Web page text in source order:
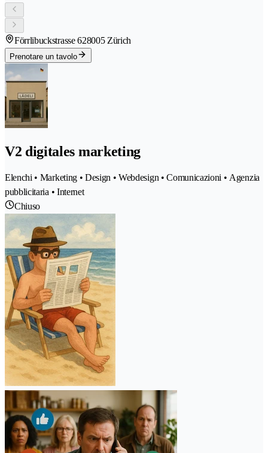
Förrlibuckstrasse 628005 Zürich
Prenotare un tavolo
V2 digitales marketing
Elenchi • Marketing • Design • Webdesign • Comunicazioni • Agenzia
pubblicitaria • Internet
Chiuso